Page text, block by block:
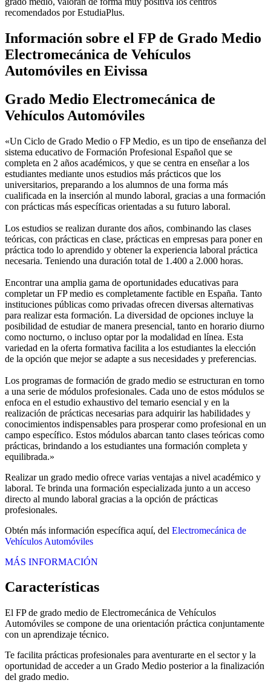
recomendados por EstudiaPlus.
Información sobre el FP de Grado Medio
Electromecánica de Vehículos
Automóviles en Eivissa
Grado Medio Electromecánica de
Vehículos Automóviles
«Un Ciclo de Grado Medio o FP Medio, es un tipo de enseñanza del
sistema educativo de Formación Profesional Español que se
completa en 2 años académicos, y que se centra en enseñar a los
estudiantes mediante unos estudios más prácticos que los
universitarios, preparando a los alumnos de una forma más
cualificada en la inserción al mundo laboral, gracias a una formación
con prácticas más específicas orientadas a su futuro laboral.
Los estudios se realizan durante dos años, combinando las clases
teóricas, con prácticas en clase, prácticas en empresas para poner en
práctica todo lo aprendido y obtener la experiencia laboral práctica
necesaria. Teniendo una duración total de 1.400 a 2.000 horas.
Encontrar una amplia gama de oportunidades educativas para
completar un FP medio es completamente factible en España. Tanto
instituciones públicas como privadas ofrecen diversas alternativas
para realizar esta formación. La diversidad de opciones incluye la
posibilidad de estudiar de manera presencial, tanto en horario diurno
como nocturno, o incluso optar por la modalidad en línea. Esta
variedad en la oferta formativa facilita a los estudiantes la elección
de la opción que mejor se adapte a sus necesidades y preferencias.
Los programas de formación de grado medio se estructuran en torno
a una serie de módulos profesionales. Cada uno de estos módulos se
enfoca en el estudio exhaustivo del temario esencial y en la
realización de prácticas necesarias para adquirir las habilidades y
conocimientos indispensables para prosperar como profesional en un
campo específico. Estos módulos abarcan tanto clases teóricas como
prácticas, brindando a los estudiantes una formación completa y
equilibrada.»
Realizar un grado medio ofrece varias ventajas a nivel académico y
laboral. Te brinda una formación especializada junto a un acceso
directo al mundo laboral gracias a la opción de prácticas
profesionales.
Obtén más información específica aquí, del Electromecánica de
Vehículos Automóviles
MÁS INFORMACIÓN
Características
El FP de grado medio de Electromecánica de Vehículos
Automóviles se compone de una orientación práctica conjuntamente
con un aprendizaje técnico.
Te facilita prácticas profesionales para aventurarte en el sector y la
oportunidad de acceder a un Grado Medio posterior a la finalización
del grado medio.